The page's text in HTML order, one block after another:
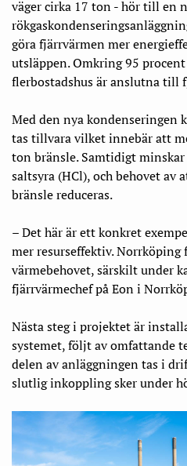
väger cirka 17 ton - hör till en
göra fjärrvärmen mer
utsläppen. Omkring 95
flerbostadshus är anslutna till
Med den nya kondenseringen
tas tillvara vilket innebär att
ton bränsle. Samtidigt
saltsyra (HCl), och behovet
bränsle reduceras.
– Det här är ett konkret
mer resurseffektiv.
värmebehovet, särskilt under
fjärrvärmechef på Eon i
Nästa steg i projektet är
systemet, följt av omfattande
delen av anläggningen tas i
slutlig inkoppling sker under